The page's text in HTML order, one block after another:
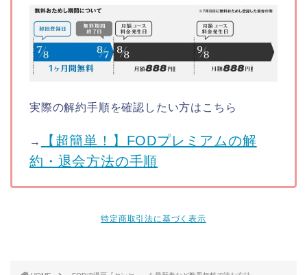
実際の解約手順を確認したい方はこちら
→
【超簡単！】FODプレミアムの解
約・退会方法の手順
特定商取引法に基づく表示